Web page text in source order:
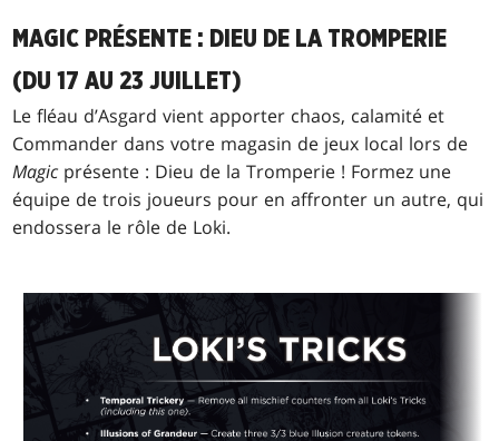
MAGIC PRÉSENTE : DIEU DE LA TROMPERIE
(DU 17 AU 23 JUILLET)
Le fléau d’Asgard vient apporter chaos, calamité et
Commander dans votre magasin de jeux local lors de
Magic présente : Dieu de la Tromperie ! Formez une
équipe de trois joueurs pour en affronter un autre, qui
endossera le rôle de Loki.